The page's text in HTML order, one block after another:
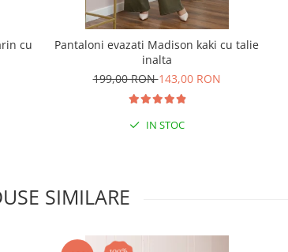
cu
Pantaloni evazati Madison kaki cu talie
inalta
199,00 RON143,00 RON
IN STOC
SIMILARE